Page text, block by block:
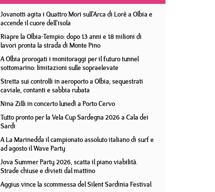
Jovanotti agita i Quattro Mori sull'Arca di Lorè a Olbia e
accende il cuore dell'isola
Riapre la Olbia-Tempio: dopo 13 anni e 18 milioni di
lavori pronta la strada di Monte Pino
A Olbia prorogati i monitoraggi per il futuro tunnel
sottomarino: limitazioni sulle sopraelevate
Stretta sui controlli in aeroporto a Olbia, sequestrati
caviale, contanti e sabbia rubata
Nina Zilli in concerto lunedì a Porto Cervo
Tutto pronto per la Vela Cup Sardegna 2026 a Cala dei
Sardi
A La Marinedda il campionato assoluto italiano di surf e
ad agosto il Wave Party
Jova Summer Party 2026, scatta il piano viabilità.
Strade chiuse e divieti dal mattino
Aggius vince la scommessa del Silent Sardinia Festival